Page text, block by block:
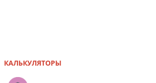
КАЛЬКУЛЯТОРЫ